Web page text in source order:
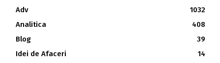
Adv
1032
Analitica
408
Blog
39
Idei de Afaceri
14